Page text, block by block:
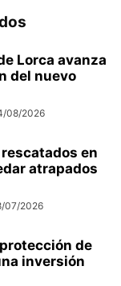
Lorca avanza
del nuevo
08/2026
en
atrapados
07/2026
de
inversión